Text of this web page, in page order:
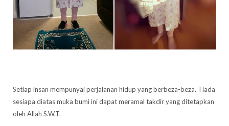
Setiap insan mempunyai perjalanan hidup yang berbeza-beza. Tiada
sesiapa diatas muka bumi ini dapat meramal takdir yang ditetapkan
oleh Allah S.W.T.